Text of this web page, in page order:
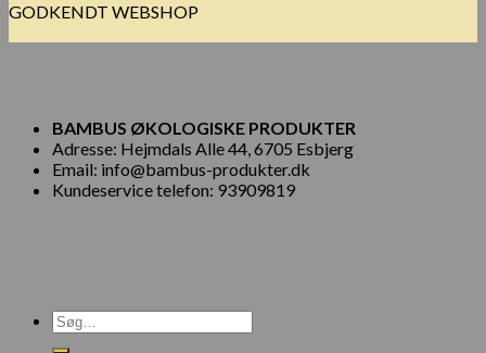
GODKENDT WEBSHOP
BAMBUS ØKOLOGISKE PRODUKTER
Adresse: Hejmdals Alle 44, 6705 Esbjerg
Email: info@bambus-produkter.dk
Kundeservice telefon: 93909819
Søg
efter: